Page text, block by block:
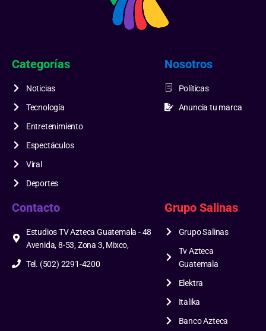
Categorías
Noticias
Tecnología
Entretenimiento
Espectáculos
Viral
Deportes
Nosotros
Políticas
Anuncia tu marca
Contacto
Estudios TV Azteca Guatemala - 48
Avenida, 8-53, Zona 3, Mixco,
Tel. (502) 2291-4200
Grupo Salinas
Grupo Salinas
Tv Azteca
Guatemala
Elektra
Italika
Banco Azteca